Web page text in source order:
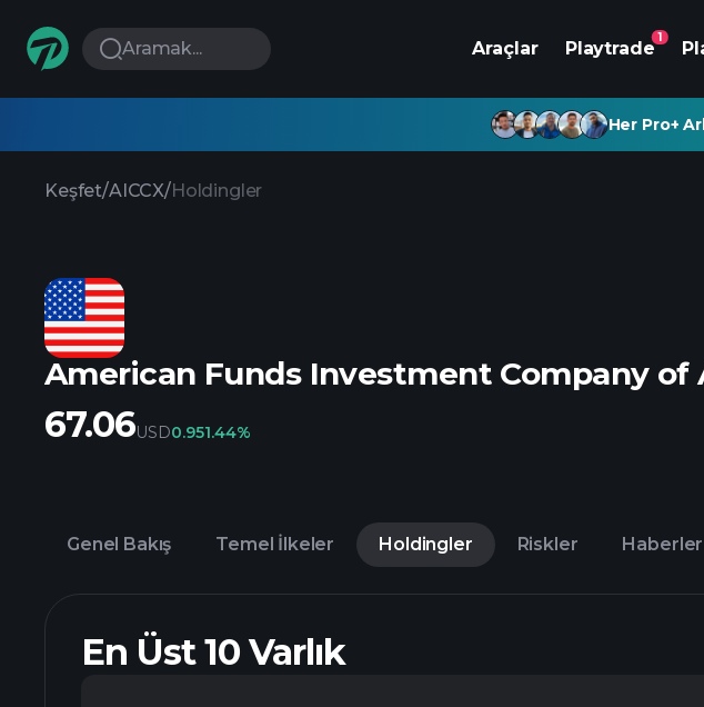
Aramak... Araçlar Playtrade
1
Her Pro+
Keşfet/AICCX/Holdingler
American Funds Investment Company of
67.06USD0.951.44%
Genel Bakış Temel İlkeler Holdingler Riskler Haberler
En Üst 10 Varlık